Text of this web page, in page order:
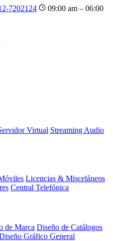
7202124
09:00 am – 06:00
Virtual Streaming Audio
Licencias & Misceláneos
Central Telefónica
de Marca Diseño de Catálogos
Gráfico General